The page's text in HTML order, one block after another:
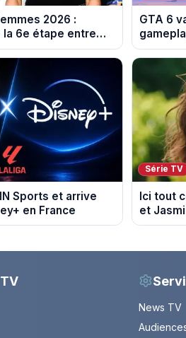
2026 :
6e étape entre
sur-Rhône
GTA 6
Sports et arrive
en France
Série TV
Ici tout
et
du 7
News TV